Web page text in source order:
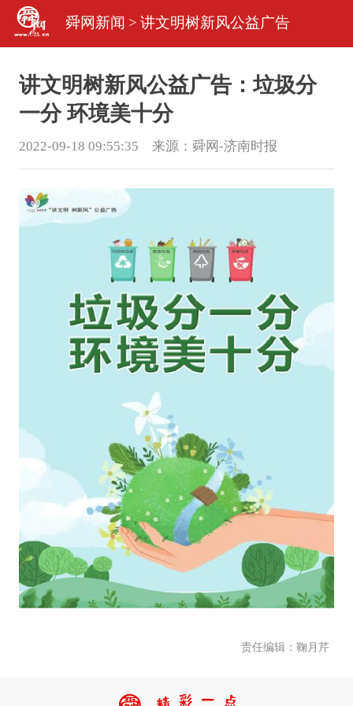
舜网新闻 > 讲文明树新风公益广告
讲文明树新风公益广告：垃圾分
一分 环境美十分
2022-09-18 09:55:35 来源： 舜网-济南时报
责任编辑：鞠月芹